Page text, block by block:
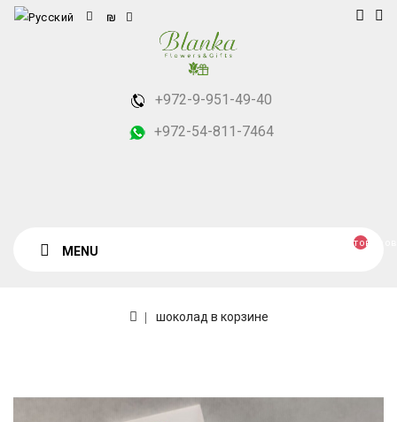
₪
+972-9-951-49-40
+972-54-811-7464
MENU
шоколад в корзине